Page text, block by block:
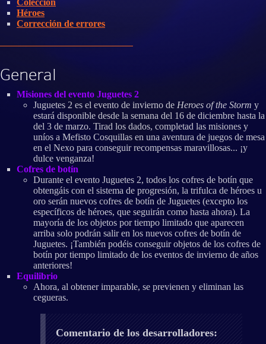
Héroes
Corrección de errores
General
Misiones del evento Juguetes 2
Juguetes 2 es el evento de invierno de Heroes of the Storm y
estará disponible desde la semana del 16 de diciembre hasta la
del 3 de marzo. Tirad los dados, completad las misiones y
uníos a Mefisto Cosquillas en una aventura de juegos de mesa
en el Nexo para conseguir recompensas maravillosas... ¡y
dulce venganza!
Cofres de botín
Durante el evento Juguetes 2, todos los cofres de botín que
obtengáis con el sistema de progresión, la trifulca de héroes u
oro serán nuevos cofres de botín de Juguetes (excepto los
específicos de héroes, que seguirán como hasta ahora). La
mayoría de los objetos por tiempo limitado que aparecen
arriba solo podrán salir en los nuevos cofres de botín de
Juguetes. ¡También podéis conseguir objetos de los cofres de
botín por tiempo limitado de los eventos de invierno de años
anteriores!
Equilibrio
Ahora, al obtener imparable, se previenen y eliminan las
cegueras.
Comentario de los desarrolladores: